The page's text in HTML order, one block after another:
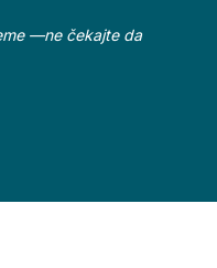
—ne čekajte da